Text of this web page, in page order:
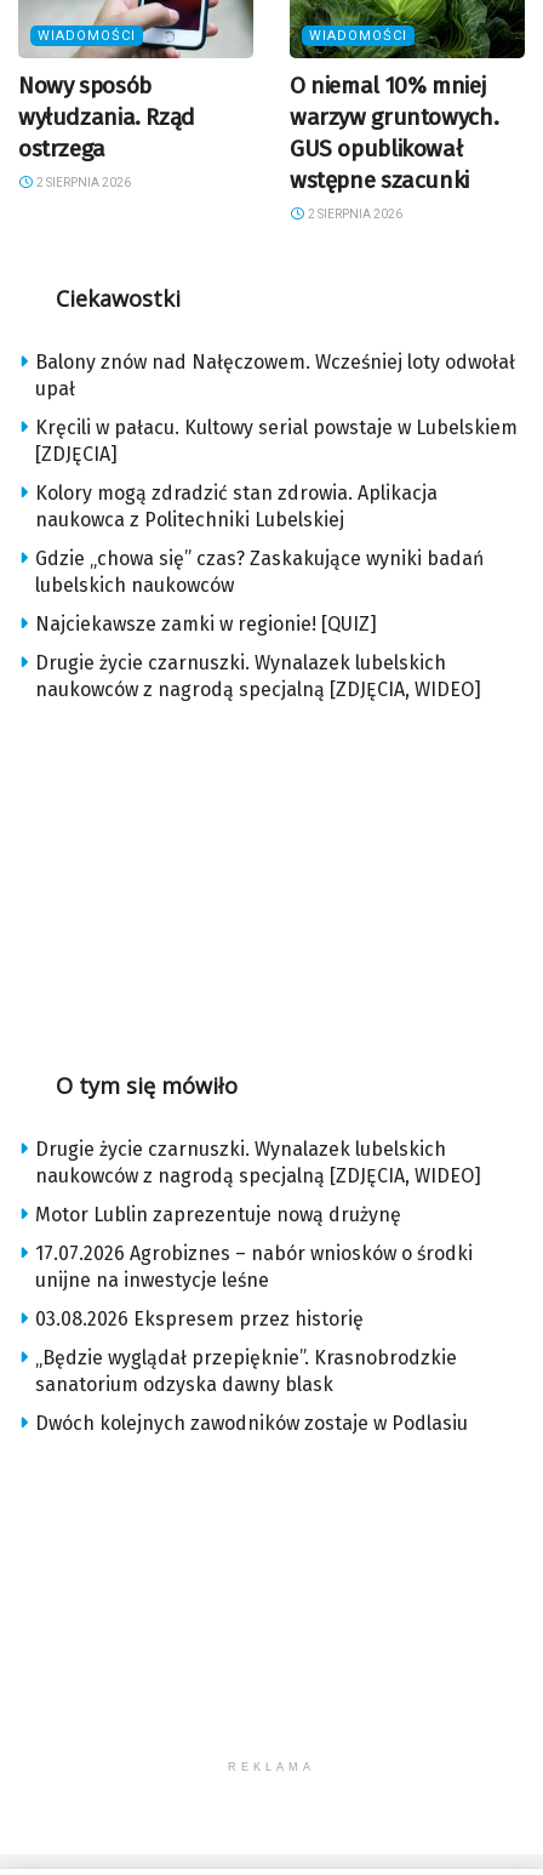
WIADOMOŚCI
Nowy sposób
wyłudzania. Rząd
ostrzega
2 SIERPNIA 2026
WIADOMOŚCI
O niemal 10% mniej
warzyw gruntowych.
GUS opublikował
wstępne szacunki
2 SIERPNIA 2026
Ciekawostki
Balony znów nad Nałęczowem. Wcześniej loty odwołał
upał
Kręcili w pałacu. Kultowy serial powstaje w Lubelskiem
[ZDJĘCIA]
Kolory mogą zdradzić stan zdrowia. Aplikacja
naukowca z Politechniki Lubelskiej
Gdzie „chowa się” czas? Zaskakujące wyniki badań
lubelskich naukowców
Najciekawsze zamki w regionie! [QUIZ]
Drugie życie czarnuszki. Wynalazek lubelskich
naukowców z nagrodą specjalną [ZDJĘCIA, WIDEO]
O tym się mówiło
Drugie życie czarnuszki. Wynalazek lubelskich
naukowców z nagrodą specjalną [ZDJĘCIA, WIDEO]
Motor Lublin zaprezentuje nową drużynę
17.07.2026 Agrobiznes – nabór wniosków o środki
unijne na inwestycje leśne
03.08.2026 Ekspresem przez historię
„Będzie wyglądał przepięknie”. Krasnobrodzkie
sanatorium odzyska dawny blask
Dwóch kolejnych zawodników zostaje w Podlasiu
REKLAMA